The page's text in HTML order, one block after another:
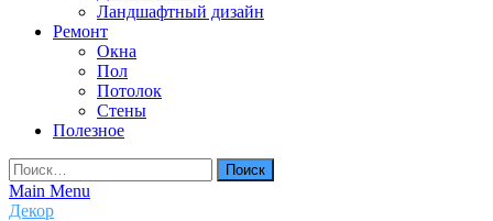
Ландшафтный дизайн
Ремонт
Окна
Пол
Потолок
Стены
Полезное
Найти:
Main Menu
Декор